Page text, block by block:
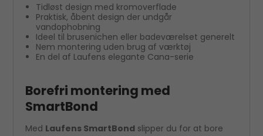
Tidløst design med kromoverflade
Praktisk, åbent design der undgår
vandophobning
Ideel til brusenichen eller badeværelset generelt
Nem montering uden brug af værktøj
En del af Laufens elegante Cana-serie
Borefri montering med
SmartBond
Med Laufens SmartBond slipper du for at bore